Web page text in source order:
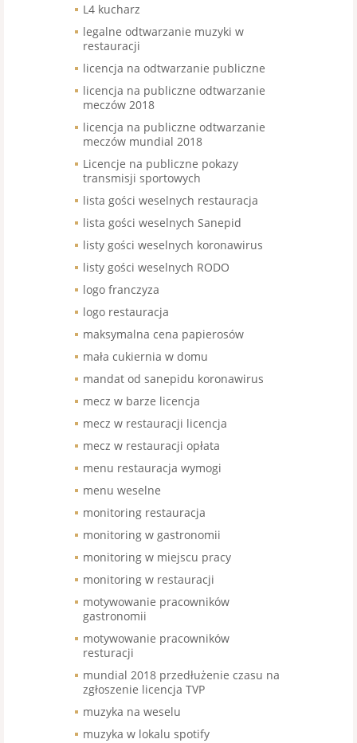
L4 kucharz
legalne odtwarzanie muzyki w
restauracji
licencja na odtwarzanie publiczne
licencja na publiczne odtwarzanie
meczów 2018
licencja na publiczne odtwarzanie
meczów mundial 2018
Licencje na publiczne pokazy
transmisji sportowych
lista gości weselnych restauracja
lista gości weselnych Sanepid
listy gości weselnych koronawirus
listy gości weselnych RODO
logo franczyza
logo restauracja
maksymalna cena papierosów
mała cukiernia w domu
mandat od sanepidu koronawirus
mecz w barze licencja
mecz w restauracji licencja
mecz w restauracji opłata
menu restauracja wymogi
menu weselne
monitoring restauracja
monitoring w gastronomii
monitoring w miejscu pracy
monitoring w restauracji
motywowanie pracowników
gastronomii
motywowanie pracowników
resturacji
mundial 2018 przedłużenie czasu na
zgłoszenie licencja TVP
muzyka na weselu
muzyka w lokalu spotify